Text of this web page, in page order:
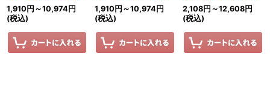
1,910 円 ～10,974 円
(税込)
1,910 円 ～10,974 円
(税込)
2,108円 ～12,608円
(税込)